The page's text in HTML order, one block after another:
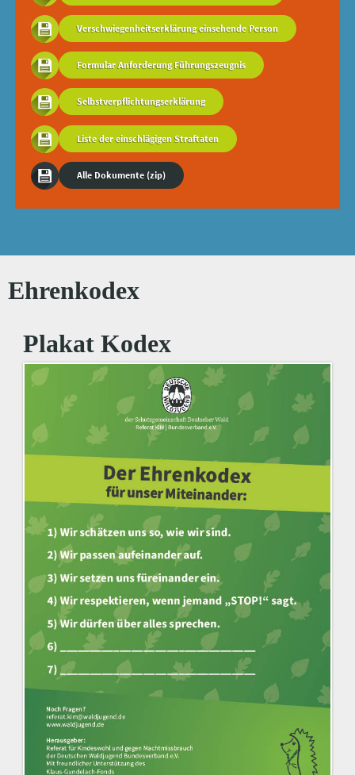
Verschwiegenheitserklärung einsehende Person
Formular Anforderung Führungszeugnis
Selbstverpflichtungserklärung
Liste der einschlägigen Straftaten
Alle Dokumente (zip)
Ehrenkodex
Plakat Kodex